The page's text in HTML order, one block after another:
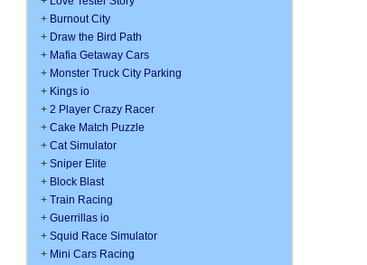
+ Burnout City
+ Draw the Bird Path
+ Mafia Getaway Cars
+ Monster Truck City Parking
+ Kings io
+ 2 Player Crazy Racer
+ Cake Match Puzzle
+ Cat Simulator
+ Sniper Elite
+ Block Blast
+ Train Racing
+ Guerrillas io
+ Squid Race Simulator
+ Mini Cars Racing